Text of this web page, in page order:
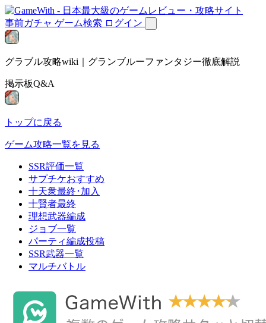
事前ガチャ ゲーム検索 ログイン
グラブル攻略wiki｜グランブルーファンタジー徹底解説
掲示板Q&A
トップに戻る
ゲーム攻略一覧を見る
SSR評価一覧
サプチケおすすめ
十天衆最終･加入
十賢者最終
理想武器編成
ジョブ一覧
パーティ編成投稿
SSR武器一覧
マルチバトル